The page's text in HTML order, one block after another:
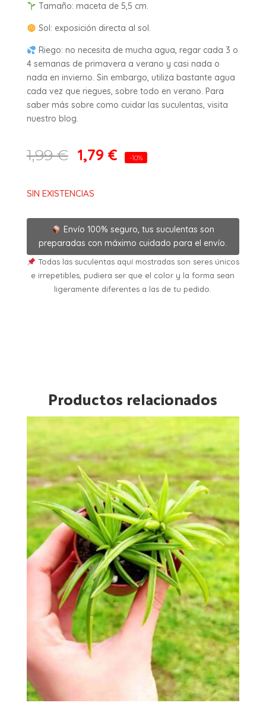
Tamaño: maceta de 5,5 cm.
Sol: exposición directa al sol.
Riego: no necesita de mucha agua, regar cada 3 o
4 semanas de primavera a verano y casi nada o
nada en invierno. Sin embargo, utiliza bastante agua
cada vez que riegues, sobre todo en verano. Para
saber más sobre como cuidar las suculentas, visita
nuestro blog.
1,99€ 1,79 € -10%
SIN EXISTENCIAS
Envío 100% seguro, tus suculentas son
preparadas con máximo cuidado para el envío.
Todas las suculentas aquí mostradas son seres únicos
e irrepetibles, pudiera ser que el color y la forma sean
ligeramente diferentes a las de tu pedido.
Productos relacionados